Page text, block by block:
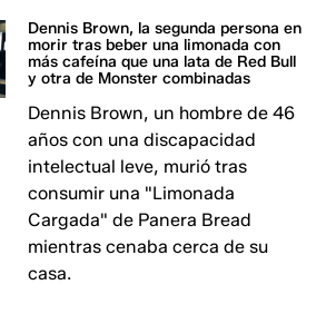
Dennis Brown, la segunda persona en
morir tras beber una limonada con
más cafeína que una lata de Red Bull
y otra de Monster combinadas
Dennis Brown, un hombre de 46
años con una discapacidad
intelectual leve, murió tras
consumir una "Limonada
Cargada" de Panera Bread
mientras cenaba cerca de su
casa.